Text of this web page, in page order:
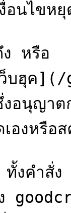
นไขหยุ
หรือ
บฮุค
นุญาต
องหรือ
ร์ ทั้งค
ง